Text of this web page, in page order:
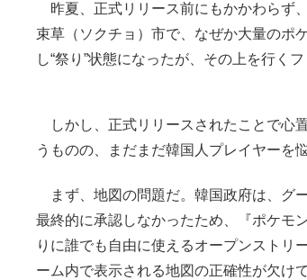
昨夏、正式リリース前にもかかわらず
束草（ソクチョ）市で、なぜか大量のポ
し“祭り”状態になったが、その上を行くフ
しかし、正式リリースされたことで心
うものの、まだまだ韓国人プレイヤーを
まず、地図の問題だ。韓国政府は、グ
最終的に承認しなかったため、『ポケモ
りに誰でも自由に使えるオープンストリ
ーム内で表示される地図の正確性が欠け